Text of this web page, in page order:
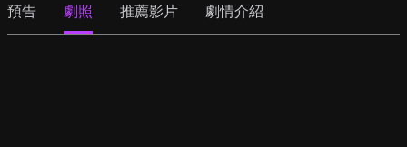
預告 劇照 推薦影片 劇情介紹